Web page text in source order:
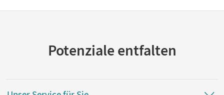
Potenziale entfalten